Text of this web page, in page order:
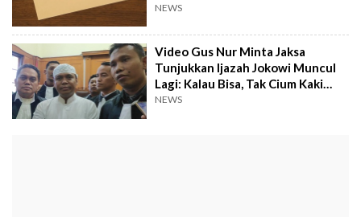
NEWS
Video Gus Nur Minta Jaksa
Tunjukkan Ijazah Jokowi Muncul
Lagi: Kalau Bisa, Tak Cium Kaki
Sampean!
NEWS